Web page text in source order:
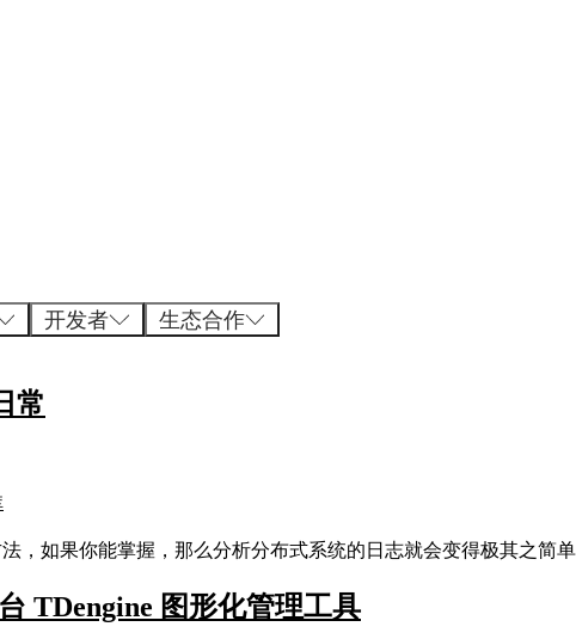
开发者 生态合作
常
，如果你能掌握，那么分析分布式系统的日志就会变得极其之简
TDengine 图形化管理工具